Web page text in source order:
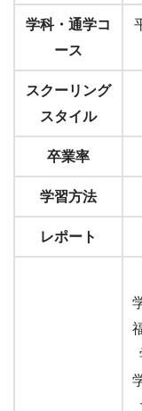
学科・通学コ
ース
スクーリング
スタイル
卒業率
学習方法
レポート